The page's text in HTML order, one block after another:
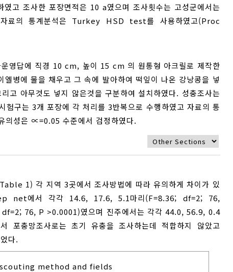
고 조사한 포장면적은 10 a였으며 조사횟수는 고성군에서는
료의 통계분석은 Turkey HSD test를 사용하였고(Proc
영답에 직경 10 cm, 높이 15 cm 의 원통형 아크릴로 제작한
에 물을 채우고 그 속에 발아하여 떡잎이 나온 강낭콩을 넣
고 아무것도 넣지 않은것을 구분하여 설치하였다. 성충조사는
구는 3개 포장에 각 처리를 3반복으로 수행하였고 자료의 통
성은 ∝=0.05 수준에서 검정하였다.
1) 각 지역 3곳에서 조사방법에 따라 유의하게 차이가 있
net에서 각각 14.6, 17.6, 5.1마리(F=8.36; df=2; 76,
76, P >0.0001)였으며 진주에서는 각각 44.0, 56.9, 0.4
충망조사로는 초기 유충을 조사하는데 적합하지 않았고
다.
method and fields